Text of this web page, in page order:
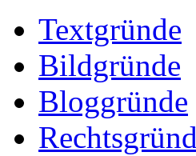
Textgründe
Bildgründe
Bloggründe